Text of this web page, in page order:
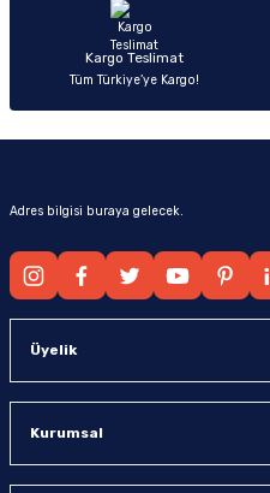
Kargo Teslimat
Tüm Türkiye’ye Kargo!
Adres bilgisi buraya gelecek.
Üyelik
Kurumsal